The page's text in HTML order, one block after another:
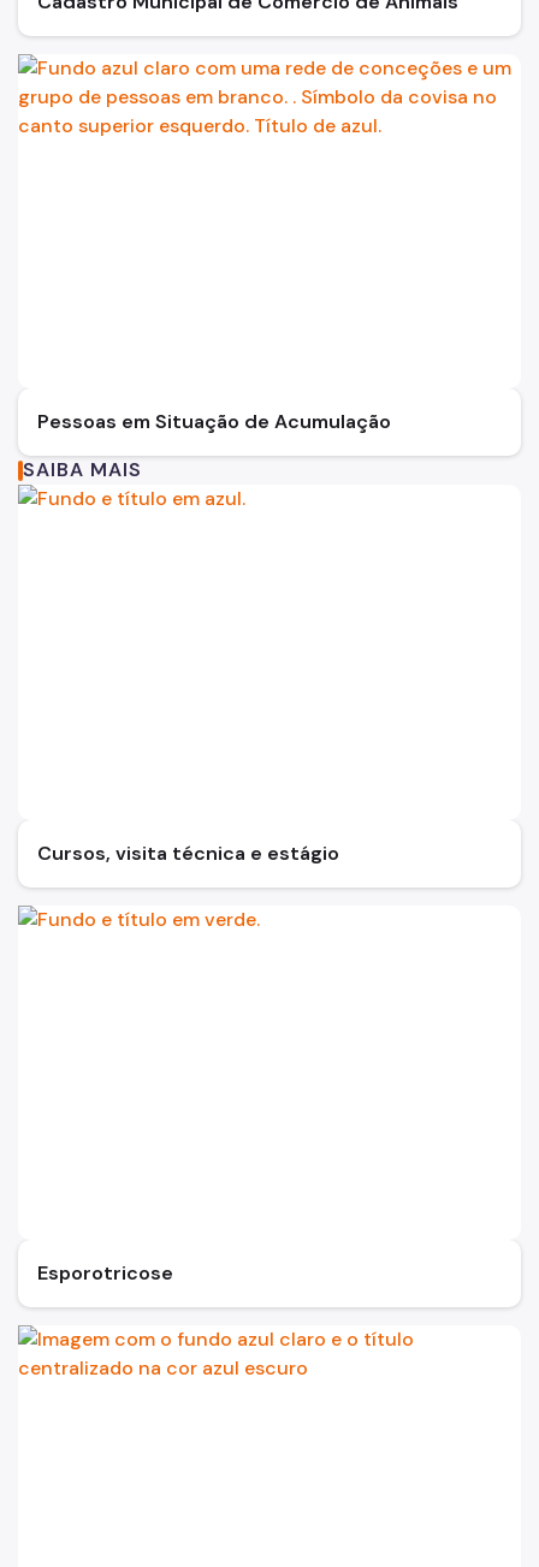
Pessoas em Situação de Acumulação
SAIBA MAIS
Cursos, visita técnica e estágio
Esporotricose